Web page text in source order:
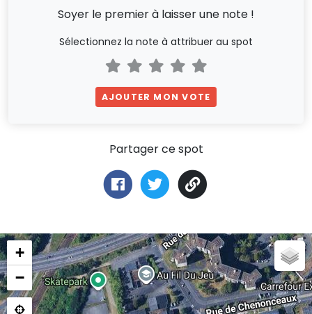
Soyer le premier à laisser une note !
Sélectionnez la note à attribuer au spot
AJOUTER MON VOTE
Partager ce spot
+
−